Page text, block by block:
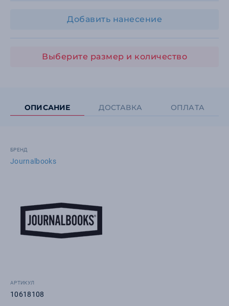
Добавить нанесение
Выберите размер и количество
ОПИСАНИЕ ДОСТАВКА ОПЛАТА
БРЕНД
Journalbooks
АРТИКУЛ
10618108